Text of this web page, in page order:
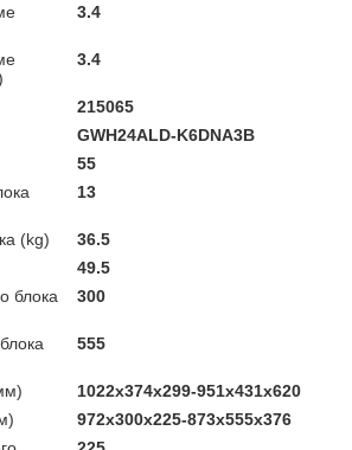
3.4
3.4
215065
GWH24ALD-K6DNA3B
55
13
(kg)
36.5
49.5
блока
300
555
1022x374x299-951x431x620
972x300x225-873x555x376